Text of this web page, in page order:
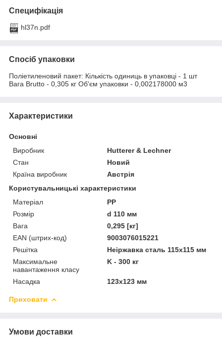
Специфікація
hl37n.pdf
Спосіб упаковки
Поліетиленовий пакет: Кількість одиниць в упаковці - 1 шт
Вага Brutto - 0,305 кг Об'єм упаковки - 0,002178000 м3
Характеристики
Основні
Виробник
Hutterer & Lechner
Стан
Новий
Країна виробник
Австрія
Користувальницькі характеристики
Матеріал
PP
Розмір
d 110 мм
Вага
0,295 [кг]
EAN (штрих-код)
9003076015221
Решітка
Неіржавка сталь 115x115 мм
Максимальне
навантаження класу
K - 300 кг
Насадка 123x123 мм
Приховати
Умови доставки